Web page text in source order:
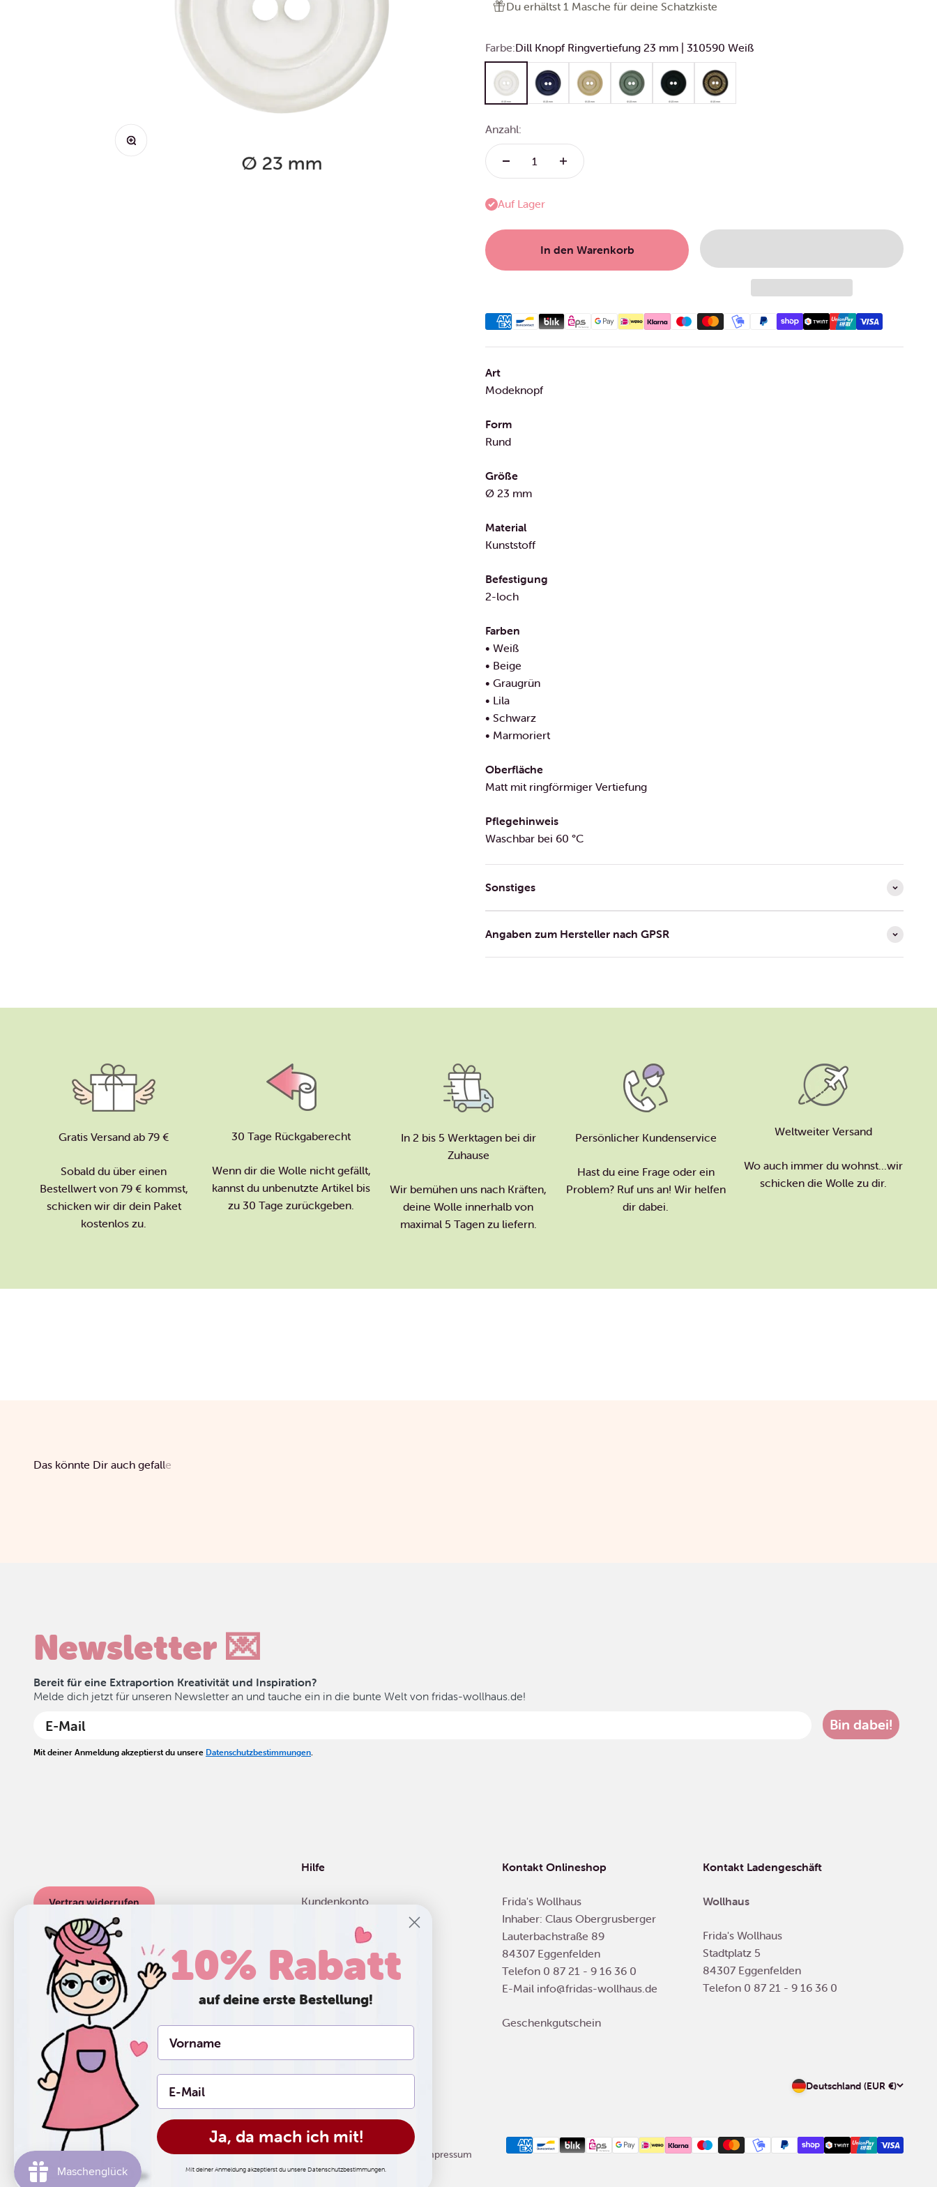
Bild vergrößern
Du erhältst 1 Masche für deine Schatzkiste
Farbe:Dill Knopf Ringvertiefung 23 mm | 310590 Weiß
Dill Knopf Ringvertiefung 23 mm | 310590 Weiß
Dill Knopf Ringvertiefung 23 mm | 310642 Lila
Dill Knopf Ringvertiefung 23 mm | 314516 Beige
Dill Knopf Ringvertiefung 23 mm | 310640 Graugrün
Dill Knopf Ringvertiefung 23 mm | 310591 Schwarz
Dill Knopf Ringvertiefung 23 mm | 310594
Anzahl:
Auf Lager
In den Warenkorb
Art
Modeknopf
Form
Rund
Größe
Ø 23 mm
Material
Kunststoff
Befestigung
2-loch
Farben
• Weiß
• Beige
• Graugrün
• Lila
• Schwarz
• Marmoriert
Oberfläche
Matt mit ringförmiger Vertiefung
Pflegehinweis
Waschbar bei 60 °C
Sonstiges
Angaben zum Hersteller nach GPSR
Gratis Versand ab 79 €
Sobald du über einen
Bestellwert von 79 € kommst,
schicken wir dir dein Paket
kostenlos zu.
30 Tage Rückgaberecht
Wenn dir die Wolle nicht gefällt,
kannst du unbenutzte Artikel bis
zu 30 Tage zurückgeben.
In 2 bis 5 Werktagen bei dir
Zuhause
Wir bemühen uns nach Kräften,
deine Wolle innerhalb von
maximal 5 Tagen zu liefern.
Persönlicher Kundenservice
Hast du eine Frage oder ein
Problem? Ruf uns an! Wir helfen
dir dabei.
Weltweiter Versand
Wo auch immer du wohnst...wir
schicken die Wolle zu dir.
Newsletter 💌
Bereit für eine Extraportion Kreativität und Inspiration?
Melde dich jetzt für unseren Newsletter an und tauche ein in die bunte Welt von fridas-wollhaus.de!
Bin dabei!
Mit deiner Anmeldung akzeptierst du unsere Datenschutzbestimmungen.
Vertrag widerrufen
Hilfe
Kundenkonto
Zahlung
Versand & Lieferung
Kontakt Onlineshop
Frida's Wollhaus
Inhaber: Claus Obergrusberger
Lauterbachstraße 89
84307 Eggenfelden
Telefon 0 87 21 - 9 16 36 0
E-Mail info@fridas-wollhaus.de
Geschenkgutschein
Kontakt Ladengeschäft
Wollhaus
Frida's Wollhaus
Stadtplatz 5
84307 Eggenfelden
Telefon 0 87 21 - 9 16 36 0
Deutschland (EUR €)
© 2026, Frida's Wollhaus. Powered by Shopify
Widerrufsrecht
Datenschutzerklärung AGB Versand Kontaktinformationen Impressum
10% Rabatt
auf deine erste Bestellung!
Ja, da mach ich mit!
Mit deiner Anmeldung akzeptierst du unsere Datenschutzbestimmungen.